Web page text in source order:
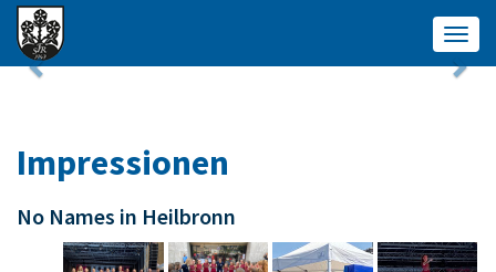
Impressionen
No Names in Heilbronn